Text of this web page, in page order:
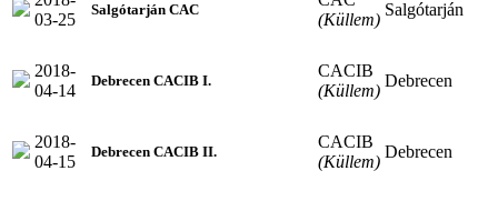
03-25
Salgótarján CAC
(Küllem)
Salgótarján
2018-
04-14
Debrecen CACIB I.
CACIB
(Küllem)
Debrecen
2018-
04-15
Debrecen CACIB II.
CACIB
(Küllem)
Debrecen